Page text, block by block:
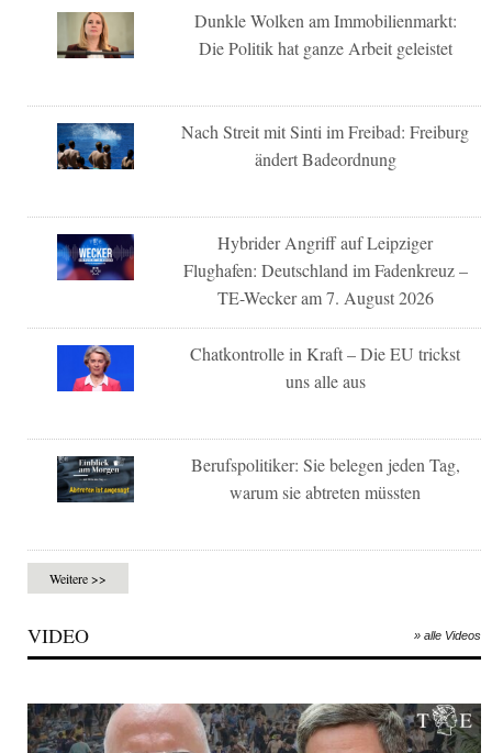
Dunkle Wolken am Immobilienmarkt:
Die Politik hat ganze Arbeit geleistet
Nach Streit mit Sinti im Freibad: Freiburg
ändert Badeordnung
Hybrider Angriff auf Leipziger
Flughafen: Deutschland im Fadenkreuz –
TE-Wecker am 7. August 2026
Chatkontrolle in Kraft – Die EU trickst
uns alle aus
Berufspolitiker: Sie belegen jeden Tag,
warum sie abtreten müssten
Weitere >>
VIDEO » alle Videos